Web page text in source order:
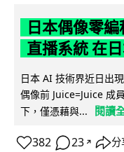
日本偶像零
直播系統 在
日本 AI 技術界近日出
偶像前 Juice=Juice 成
下，僅憑藉與...
閱讀
382 23 ↗ 分